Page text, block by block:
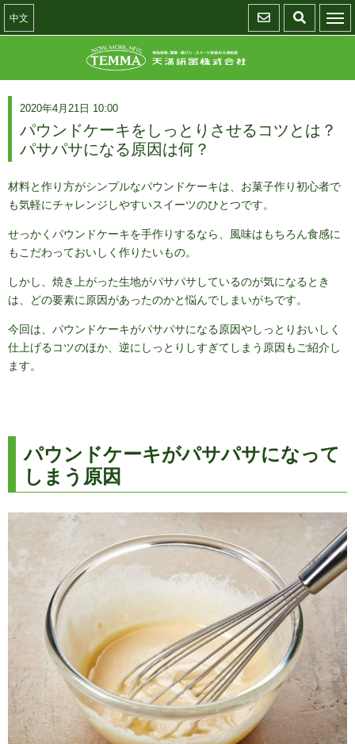
中文
2020年4月21日 10:00
パウンドケーキをしっとりさせるコツとは？
パサパサになる原因は何？
材料と作り方がシンプルなパウンドケーキは、お菓子作り初心者で
も気軽にチャレンジしやすいスイーツのひとつです。
せっかくパウンドケーキを手作りするなら、風味はもちろん食感に
もこだわっておいしく作りたいもの。
しかし、焼き上がった生地がパサパサしているのが気になるとき
は、どの要素に原因があったのかと悩んでしまいがちです。
今回は、パウンドケーキがパサパサになる原因やしっとりおいしく
仕上げるコツのほか、逆にしっとりしすぎてしまう原因もご紹介し
ます。
パウンドケーキがパサパサになって
しまう原因